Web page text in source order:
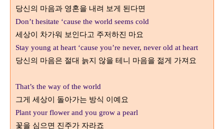
당신의 마음과 영혼을 내려 보게 된다면
Don’t hesitate ‘cause the world seems cold
세상이 차가워 보인다고 주저하진 마요
Stay young at heart ‘cause you’re never, never old at heart
당신의 마음은 절대 늙지 않을 테니 마음을 젊게 가져요
That’s the way of the world
그게 세상이 돌아가는 방식 이예요
Plant your flower and you grow a pearl
꽃을 심으면 진주가 자라죠